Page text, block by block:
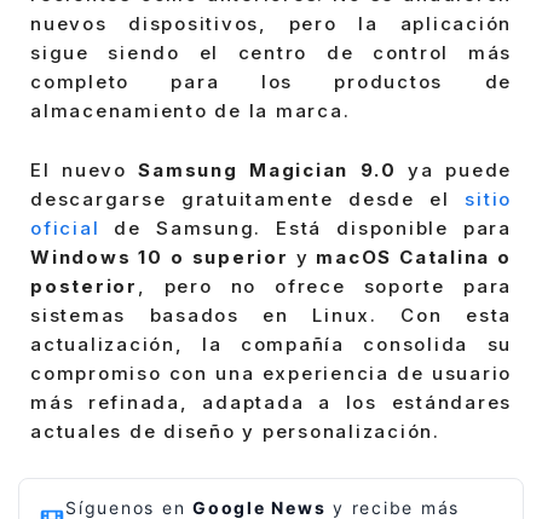
nuevos dispositivos, pero la aplicación
sigue siendo el centro de control más
completo para los productos de
almacenamiento de la marca.
El nuevoSamsung Magician 9.0
ya puede
descargarse gratuitamente desde el
sitio
oficial
de Samsung. Está disponible para
Windows 10 o superior y macOS Catalina o
posterior , pero no ofrece soporte para
sistemas basados en Linux. Con esta
actualización, la compañía consolida su
compromiso con una experiencia de usuario
más refinada, adaptada a los estándares
actuales de diseño y personalización.
Síguenos en Google News y recibe más